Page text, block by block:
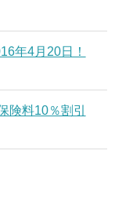
年4月20日！
険料10％割引